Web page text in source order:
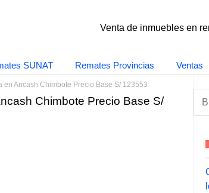
Venta de inmuebles en
SUNAT Remates Provincias Ventas
en Ancash Chimbote Precio Base S/ 123553
Chimbote Precio Base S/
a